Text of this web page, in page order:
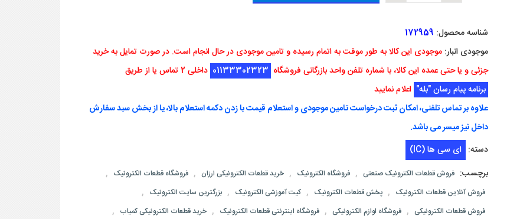
شناسه محصول: 172959
موجودی انبار: موجودی این کالا به طور موقت به اتمام رسیده و تامین موجودی در حال انجام است. در صورت تمایل به خرید
جزئی و یا حتی عمده این کالا، با شماره تلفن واحد بازرگانی فروشگاه 01133302323 داخلی 2 تماس یا از طریق
برنامه پیام رسان "بله" اعلام نمایید
علاوه بر تماس تلفنی، امکان ثبت درخواست تامین موجودی و استعلام قیمت با زدن دکمه استعلام بالا، یا از بخش سبد سفارش
داخل نیز میسر می باشد.
دسته: ای سی ها (IC)
برچسب: فروش قطعات الکترونیک صنعتی , فروشگاه الکترونیک , خرید قطعات الکترونیکی ارزان , فروشگاه قطعات الکترونیک ,
فروش آنلاین قطعات الکترونیک , پخش قطعات الکترونیک , کیت آموزشی الکترونیک , بزرگترین سایت الکترونیک ,
فروش قطعات الکترونیکی , فروشگاه لوازم الکترونیکی , فروشگاه اینترنتی قطعات الکترونیک , خرید قطعات الکترونیکی کمیاب ,